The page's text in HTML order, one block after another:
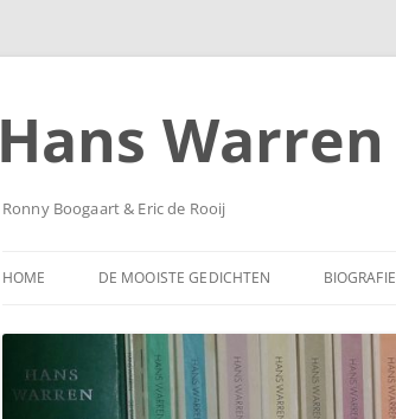
Ga
Hans Warren
Ronny Boogaart & Eric de Rooij
HOME DE MOOISTE GEDICHTEN BIOGRAFIE